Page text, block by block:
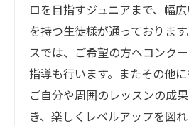
ロを目指すジュニアまで、幅
を持つ生徒様が通っておりま
スでは、ご希望の方へコンク
指導も行います。またその他に
ご自分や周囲のレッスンの成
き、楽しくレベルアップを図